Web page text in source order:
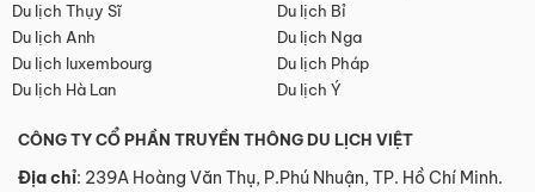
Du lịch Thụy Sĩ
Du lịch Bỉ
Du lịch Anh
Du lịch Nga
Du lịch luxembourg
Du lịch Pháp
Du lịch Hà Lan
Du lịch Ý
CÔNG TY CỔ PHẦN TRUYỀN THÔNG DU LỊCH VIỆT
Địa chỉ: 239A Hoàng Văn Thụ, P.Phú Nhuận, TP. Hồ Chí Minh.